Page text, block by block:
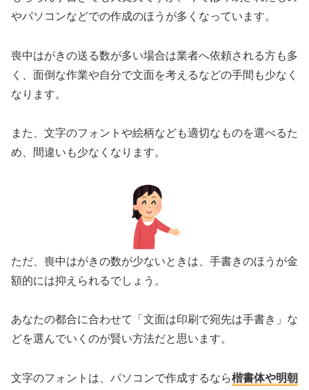
やパソコンなどでの作成のほうが多くなっています。
喪中はがきの送る数が多い場合は業者へ依頼される方も多
く、面倒な作業や自分で文面を考えるなどの手間も少なく
なります。
また、文字のフォントや絵柄なども適切なものを選べるた
め、間違いも少なくなります。
ただ、喪中はがきの数が少ないときは、手書きのほうが金
額的には抑えられるでしょう。
あなたの都合に合わせて「文面は印刷で宛先は手書き」な
どを選んでいくのが賢い方法だと思います。
文字のフォントは、パソコンで作成するなら楷書体や明朝